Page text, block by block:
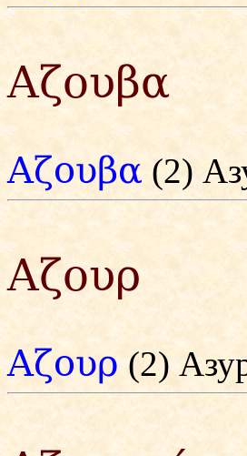
Αζουβα
Αζουβα (2)
Αζουρ
Αζουρ (2)